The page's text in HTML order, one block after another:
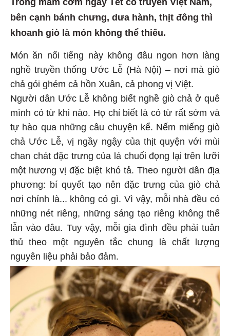
bên cạnh bánh chưng, dưa hành, thịt đông thì
khoanh giò là món không thể thiếu.
Món ăn nổi tiếng này không đâu ngon hơn làng
nghề truyền thống Ước Lễ (Hà Nội) – nơi mà giò
chả gói ghém cả hồn Xuân, cả phong vị Việt.
Người dân Ước Lễ không biết nghề giò chả ở quê
mình có từ khi nào. Họ chỉ biết là có từ rất sớm và
tự hào qua những câu chuyện kể. Nếm miếng giò
chả Ước Lễ, vị ngầy ngậy của thịt quyện với mùi
chan chát đặc trưng của lá chuối đọng lại trên lưỡi
một hương vị đặc biệt khó tả. Theo người dân địa
phương: bí quyết tạo nên đặc trưng của giò chả
nơi chính là... không có gì. Vì vậy, mỗi nhà đều có
những nét riêng, những sáng tạo riêng không thể
lẫn vào đâu. Tuy vậy, mỗi gia đình đều phải tuân
thủ theo một nguyên tắc chung là chất lượng
nguyên liệu phải bảo đảm.